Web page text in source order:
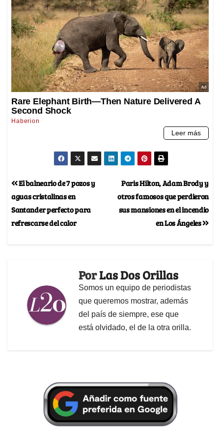
Paris Hilton, Adam Brody y
otros famosos que perdieron
sus mansiones en el incendio
en Los Ángeles
El balneario de 7 pozos y
aguas cristalinas en
Santander perfecto para
refrescarse del calor
PorLas Dos Orillas
Somos un equipo de periodistas
que queremos mostrar, además
del país de siempre, ese que
está olvidado, el de la otra orilla.